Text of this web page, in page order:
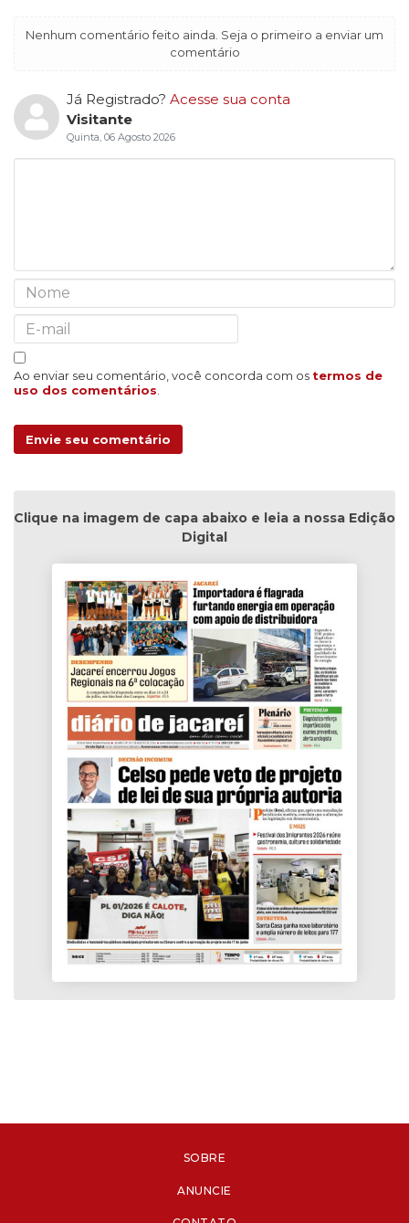
Nenhum comentário feito ainda. Seja o primeiro a enviar um
comentário
Já Registrado? Acesse sua conta
Visitante
Quinta, 06 Agosto 2026
Ao enviar seu comentário, você concorda com os termos de
uso dos comentários
Envie seu comentário
Clique na imagem de capa abaixo e leia a nossa Edição
Digital
SOBRE
ANUNCIE